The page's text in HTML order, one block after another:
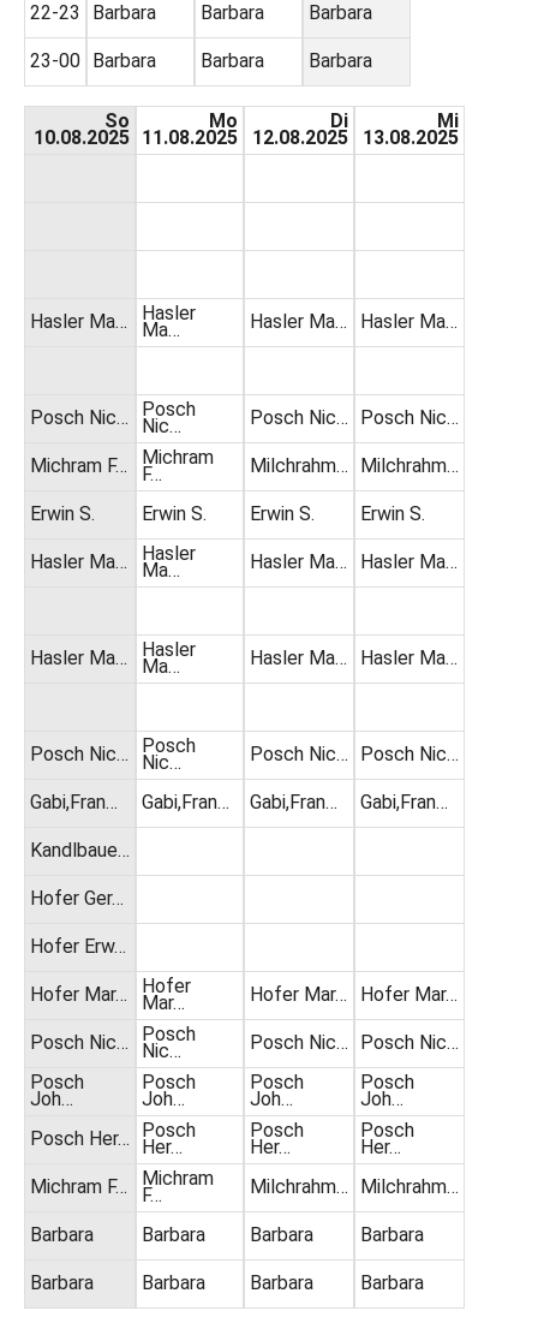
22-23
23-00
Barbara
Barbara
Barbara
Barbara
Barbara
Barbara
So
10.08.2025
Hasler Ma…
Posch Nic…
Michram F…
Erwin S.
Hasler Ma…
Hasler Ma…
Posch Nic…
Gabi,Fran…
Kandlbaue…
Hofer Ger…
Hofer Erw…
Hofer Mar…
Posch Nic…
Posch
Joh…
Posch Her…
Michram F…
Barbara
Barbara
Mo
11.08.2025
Hasler
Ma…
Posch
Nic…
Michram
F…
Erwin S.
Hasler
Ma…
Hasler
Ma…
Posch
Nic…
Gabi,Fran…
Hofer
Mar…
Posch
Nic…
Posch
Joh…
Posch
Her…
Michram
F…
Barbara
Barbara
Di
12.08.2025
Hasler Ma…
Posch Nic…
Milchrahm…
Erwin S.
Hasler Ma…
Hasler Ma…
Posch Nic…
Gabi,Fran…
Hofer Mar…
Posch Nic…
Posch
Joh…
Posch
Her…
Milchrahm…
Barbara
Barbara
Mi
13.08.2025
Hasler Ma…
Posch Nic…
Milchrahm…
Erwin S.
Hasler Ma…
Hasler Ma…
Posch Nic…
Gabi,Fran…
Hofer Mar…
Posch Nic…
Posch
Joh…
Posch
Her…
Milchrahm…
Barbara
Barbara